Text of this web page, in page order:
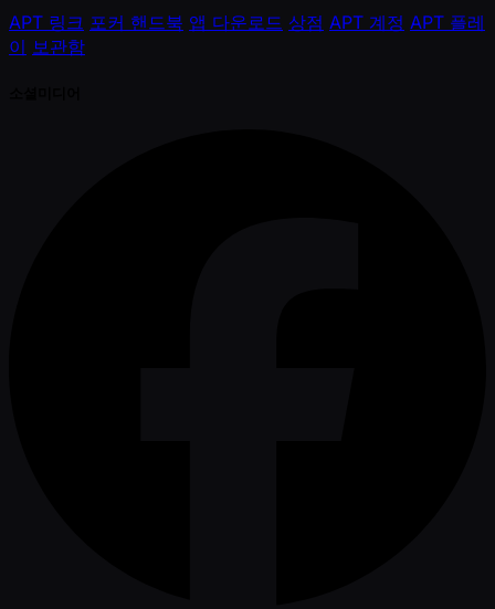
APT 링크 포커 핸드북 앱 다운로드 상점 APT 계정 APT 플레
이 보관함